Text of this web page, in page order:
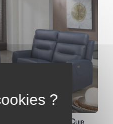
électriques - Cuir